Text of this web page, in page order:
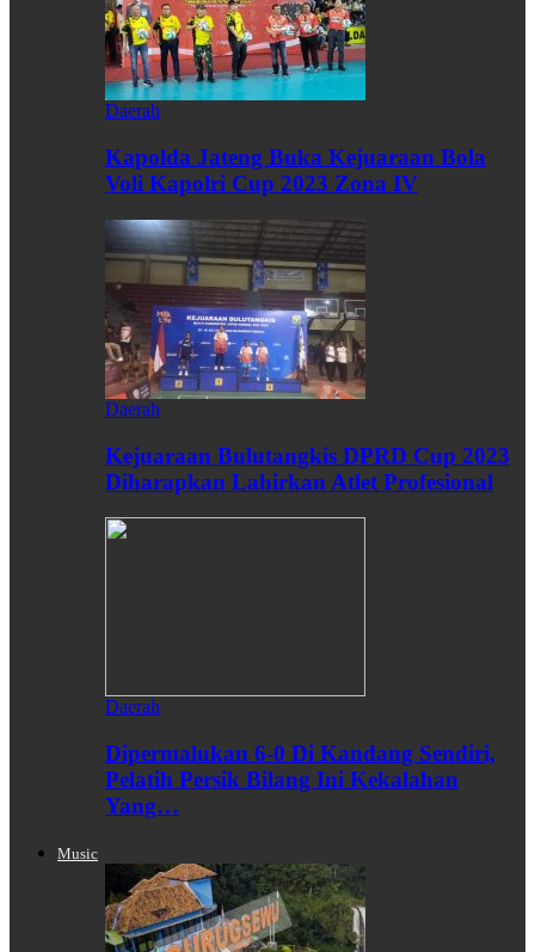
Daerah
Kapolda Jateng Buka Kejuaraan Bola
Voli Kapolri Cup 2023 Zona IV
Daerah
Kejuaraan Bulutangkis DPRD Cup 2023
Diharapkan Lahirkan Atlet Profesional
Daerah
Dipermalukan 6-0 Di Kandang Sendiri,
Pelatih Persik Bilang Ini Kekalahan
Yang…
Music